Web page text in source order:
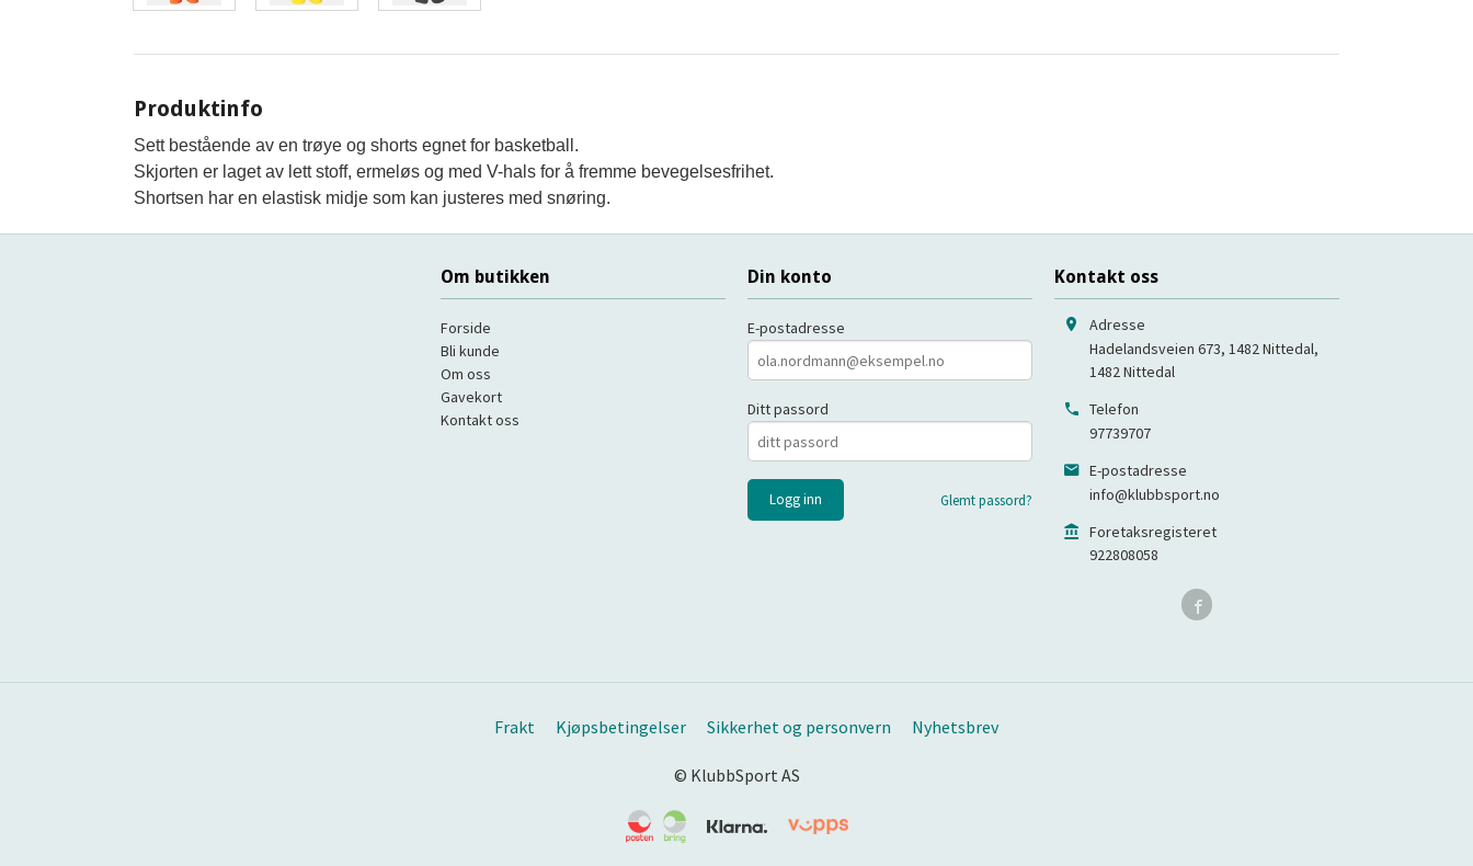
Produktinfo
Sett bestående av en trøye og shorts egnet for basketball.
Skjorten er laget av lett stoff, ermeløs og med V-hals for å fremme bevegelsesfrihet.
Shortsen har en elastisk midje som kan justeres med snøring.
Om butikken
Forside
Bli kunde
Om oss
Gavekort
Kontakt oss
Din konto
E-postadresse
Ditt passord
Glemt passord?
Kontakt oss
Adresse
Hadelandsveien 673, 1482 Nittedal,
1482Nittedal
Telefon
97739707
E-postadresse
info@klubbsport.no
Foretaksregisteret
922808058
Frakt Kjøpsbetingelser Sikkerhet og personvern Nyhetsbrev
© KlubbSport AS